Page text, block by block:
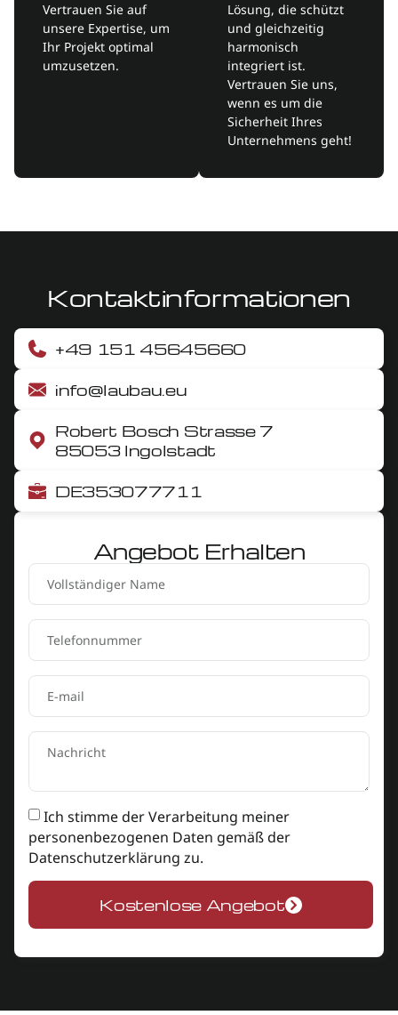
Lösung, die schützt
und gleichzeitig
harmonisch
integriert ist.
Vertrauen Sie uns,
wenn es um die
Sicherheit Ihres
Unternehmens geht!
Vertrauen Sie auf
unsere Expertise, um
Ihr Projekt optimal
umzusetzen.
Angebot Erhalten
Ich stimme der Verarbeitung meiner
personenbezogenen Daten gemäß der
Datenschutzerklärung zu.
Kostenlose Angebot
Kontaktinformationen
+49 151 45645660
info@laubau.eu
Robert Bosch Strasse 7
85053 Ingolstadt
DE353077711